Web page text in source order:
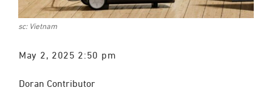
sc: Vietnam
May 2, 2025 2:50 pm
Doran Contributor